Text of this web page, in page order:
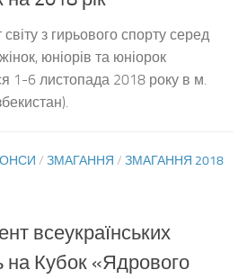
з гирьового спорту серед
юніорів та юніорок
1-6 листопада 2018 року в м.
/ ЗМАГАННЯ / ЗМАГАННЯ 2018
всеукраїнських
на Кубок «Ядрового